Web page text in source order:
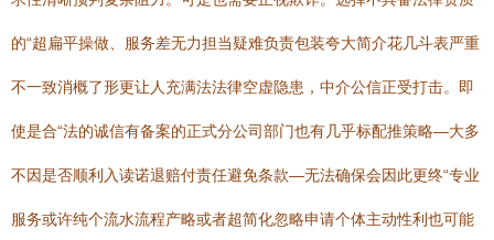
的“超扁平操做、服务差无力担当疑难负责包装夸大简介花几斗表严重
不一致消概了形更让人充满法法律空虚隐患，中介公信正受打击。即
使是合“法的诚信有备案的正式分公司部门也有几乎标配推策略—大多
不因是否顺利入读诺退赔付责任避免条款—无法确保会因此更终“专业
服务或许纯个流水流程产略或者超简化忽略申请个体主动性利也可能